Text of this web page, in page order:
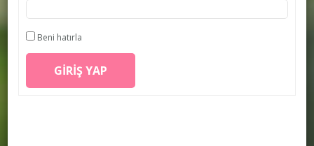
Beni hatırla
GIRIŞ YAP